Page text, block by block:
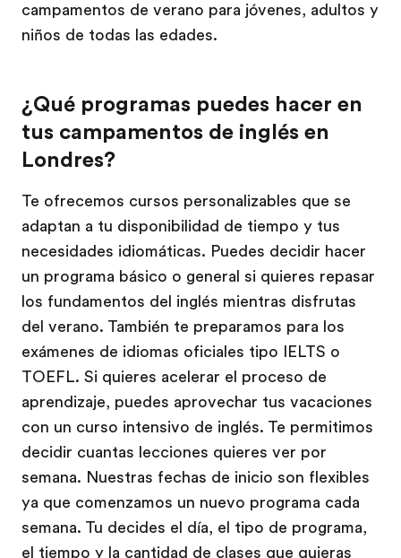
campamentos de verano para jóvenes, adultos y
niños de todas las edades.
¿Qué programas puedes hacer en
tus campamentos de inglés en
Londres?
Te ofrecemos cursos personalizables que se
adaptan a tu disponibilidad de tiempo y tus
necesidades idiomáticas. Puedes decidir hacer
un programa básico o general si quieres repasar
los fundamentos del inglés mientras disfrutas
del verano. También te preparamos para los
exámenes de idiomas oficiales tipo IELTS o
TOEFL. Si quieres acelerar el proceso de
aprendizaje, puedes aprovechar tus vacaciones
con un curso intensivo de inglés. Te permitimos
decidir cuantas lecciones quieres ver por
semana. Nuestras fechas de inicio son flexibles
ya que comenzamos un nuevo programa cada
semana. Tu decides el día, el tipo de programa,
el tiempo y la cantidad de clases que quieras